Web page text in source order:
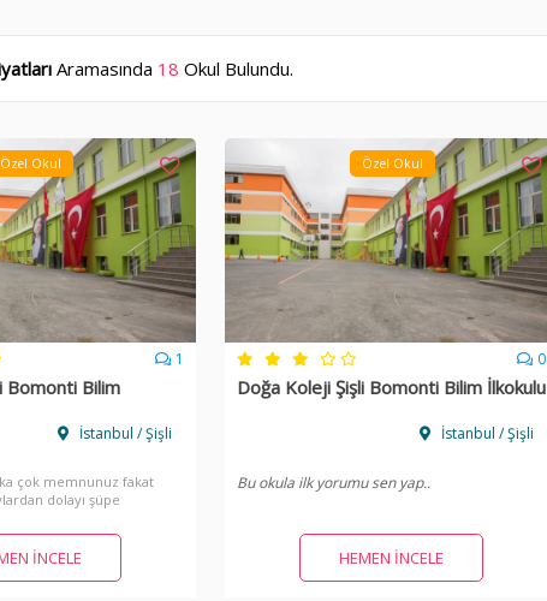
Aramasında 18 Okul Bulundu.
Özel Okul
1
Bomonti Bilim
İstanbul / Şişli
çok memnunuz fakat
dolayı şüpe
çok memnunuz.
İNCELE
Özel Okul
0
Doğa Koleji Şişli Bomonti Bilim İlkokulu
İstanbul / Şişli
Bu okula ilk yorumu sen yap..
HEMEN İNCELE